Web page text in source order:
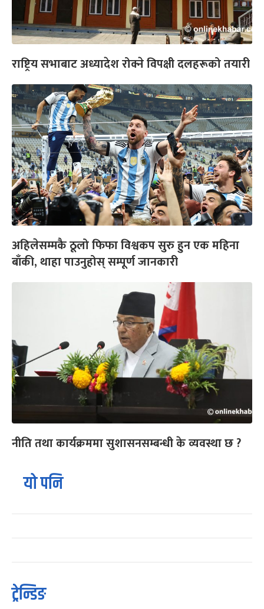
राष्ट्रिय सभाबाट अध्यादेश रोक्ने विपक्षी दलहरूको तयारी
अहिलेसम्मकै ठूलो फिफा विश्वकप सुरु हुन एक महिना
बाँकी, थाहा पाउनुहोस् सम्पूर्ण जानकारी
नीति तथा कार्यक्रममा सुशासनसम्बन्धी के व्यवस्था छ ?
यो पनि
ट्रेन्डिङ